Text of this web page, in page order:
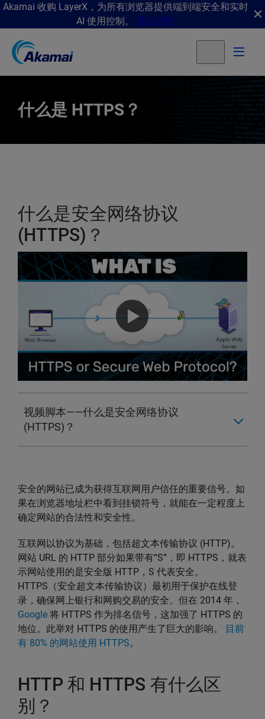
Akamai 收购 LayerX，为所有浏览器提供端到端安全和实时
AI 使用控制。 获取详情
什么是 HTTPS？
什么是安全网络协议
(HTTPS)？
视频脚本——什么是安全网络协议
(HTTPS)？
安全的网站已成为获得互联网用户信任的重要信号。如
果在浏览器地址栏中看到挂锁符号，就能在一定程度上
确定网站的合法性和安全性。
互联网以协议为基础，包括超文本传输协议 (HTTP)。
网站 URL 的 HTTP 部分如果带有“S”，即 HTTPS，就表
示网站使用的是安全版 HTTP，S 代表安全。
HTTPS（安全超文本传输协议）最初用于保护在线登
录，确保网上银行和网购交易的安全。但在 2014 年，
Google 将 HTTPS 作为排名信号，这加强了 HTTPS 的
地位。此举对 HTTPS 的使用产生了巨大的影响。
目前
有 80% 的网站使用 HTTPS。
HTTP 和 HTTPS 有什么区
别？